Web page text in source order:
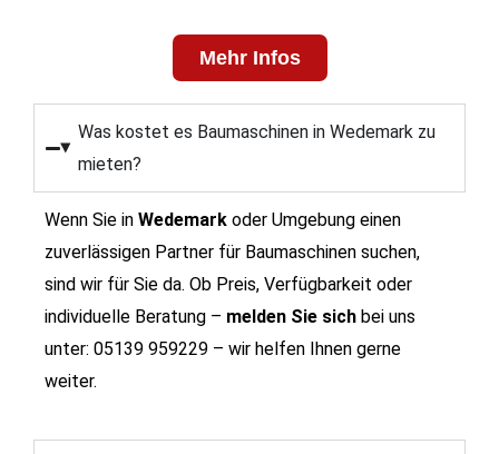
Mehr Infos
Was kostet es Baumaschinen in Wedemark zu
mieten?
Wenn Sie in Wedemark oder Umgebung einen
zuverlässigen Partner für Baumaschinen suchen,
sind wir für Sie da. Ob Preis, Verfügbarkeit oder
individuelle Beratung – melden Sie sich bei uns
unter: 05139 959229 – wir helfen Ihnen gerne
weiter.